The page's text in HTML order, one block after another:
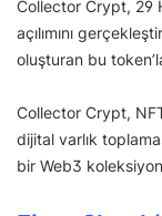
Collector Crypt, 29
açılımını
oluşturan bu
Collector Crypt, NFT
dijital varlık
bir Web3